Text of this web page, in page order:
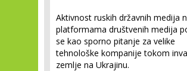
Aktivnost ruskih državnih medija
platformama društvenih medija
se kao sporno pitanje za velike
tehnološke kompanije tokom
zemlje na Ukrajinu.